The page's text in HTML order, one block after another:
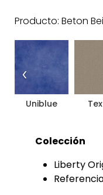
Producto: Beton
Uniblue
‹
Colección
Liberty